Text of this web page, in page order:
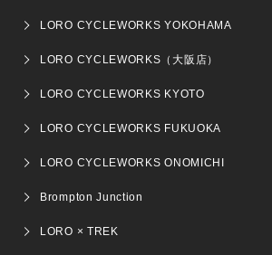
LORO CYCLEWORKS YOKOHAMA
LORO CYCLEWORKS（大阪店）
LORO CYCLEWORKS KYOTO
LORO CYCLEWORKS FUKUOKA
LORO CYCLEWORKS ONOMICHI
Brompton Junction
LORO × TREK